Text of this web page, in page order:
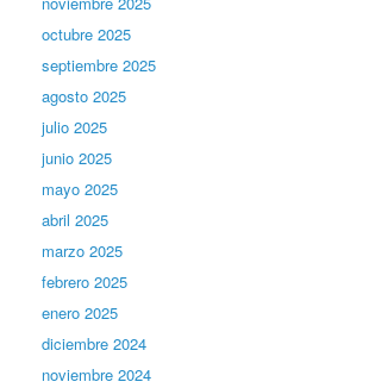
octubre 2025
septiembre 2025
agosto 2025
julio 2025
junio 2025
mayo 2025
abril 2025
marzo 2025
febrero 2025
enero 2025
diciembre 2024
noviembre 2024